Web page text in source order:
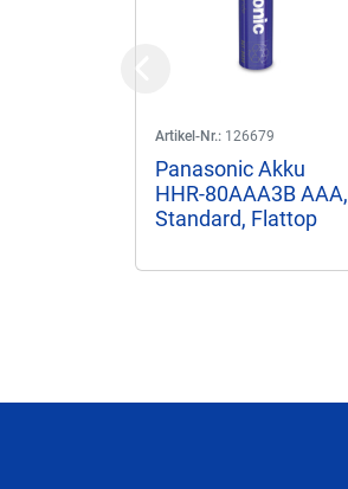
Artikel-Nr.: 126679
Panasonic Akku
HHR-80AAA3B AAA,
Standard, Flattop